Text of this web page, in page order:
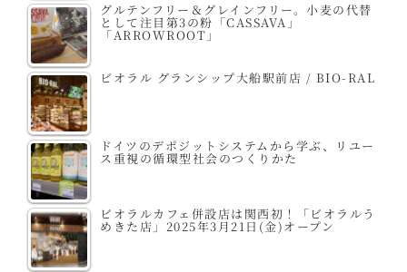
グルテンフリー＆グレインフリー。小麦の代替
として注目第3の粉「CASSAVA」
「ARROWROOT」
ビオラル グランシップ大船駅前店 / BIO-RAL
ドイツのデポジットシステムから学ぶ、リユー
ス重視の循環型社会のつくりかた
ビオラルカフェ併設店は関西初！「ビオラルう
めきた店」2025年3月21日(金)オープン